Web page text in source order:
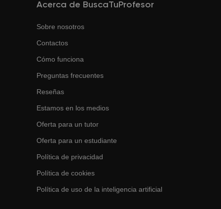
Acerca de BuscaTuProfesor
Sobre nosotros
Contactos
Cómo funciona
Preguntas frecuentes
Reseñas
Estamos en los medios
Oferta para un tutor
Oferta para un estudiante
Política de privacidad
Política de cookies
Política de uso de la inteligencia artificial